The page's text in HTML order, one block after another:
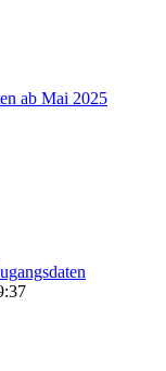
ab Mai 2025